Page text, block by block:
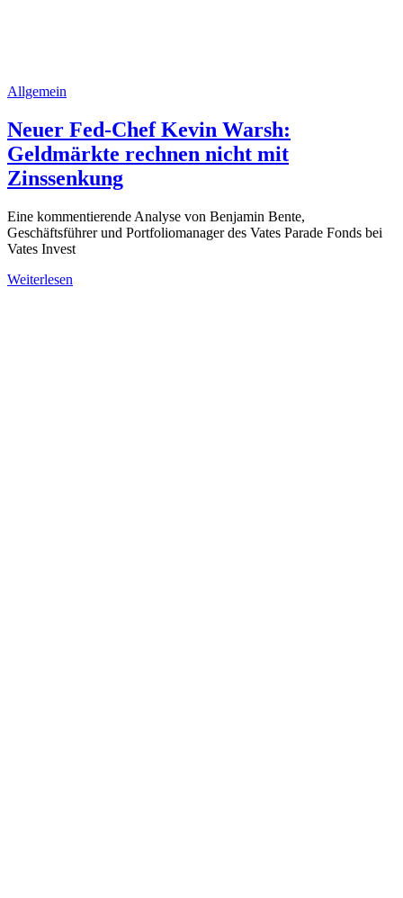
Allgemein
Neuer Fed-Chef Kevin Warsh:
Geldmärkte rechnen nicht mit
Zinssenkung
Eine kommentierende Analyse von Benjamin Bente,
Geschäftsführer und Portfoliomanager des Vates Parade Fonds bei
Vates Invest
Weiterlesen